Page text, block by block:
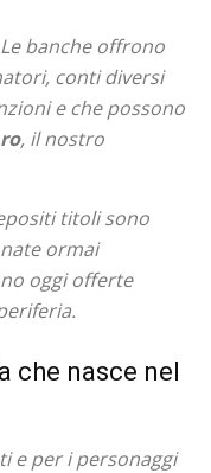
Le banche offrono
conti diversi
e che possono
, il nostro
titoli sono
ormai
oggi offerte
che nasce nel
e per i personaggi